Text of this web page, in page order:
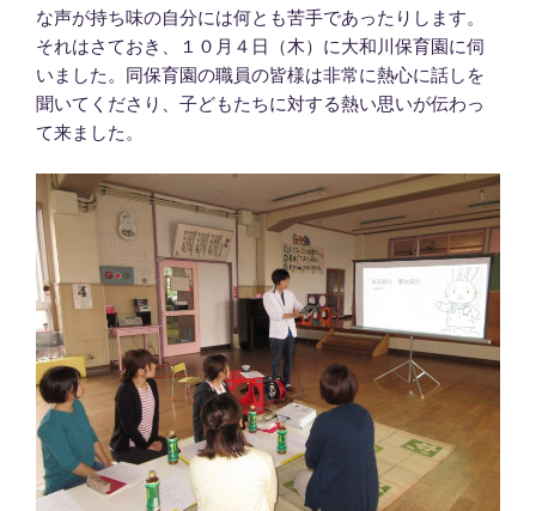
な声が持ち味の自分には何とも苦手であったりします。
それはさておき、１０月４日（木）に大和川保育園に伺
いました。同保育園の職員の皆様は非常に熱心に話しを
聞いてくださり、子どもたちに対する熱い思いが伝わっ
て来ました。